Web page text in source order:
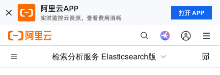
打开 APP
检索分析服务 Elasticsearch版